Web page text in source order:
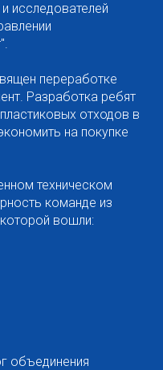
исследователей
переработке
Разработка ребят
отходов в
на покупке
техническом
команде из
вошли:
объединения